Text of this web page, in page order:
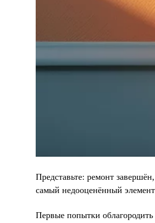
Представьте: ремонт
самый недооценённый
Первые попытки облагородить